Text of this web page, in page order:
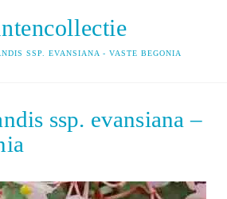
SSP. EVANSIANA - VASTE BEGONIA
ssp. evansiana –